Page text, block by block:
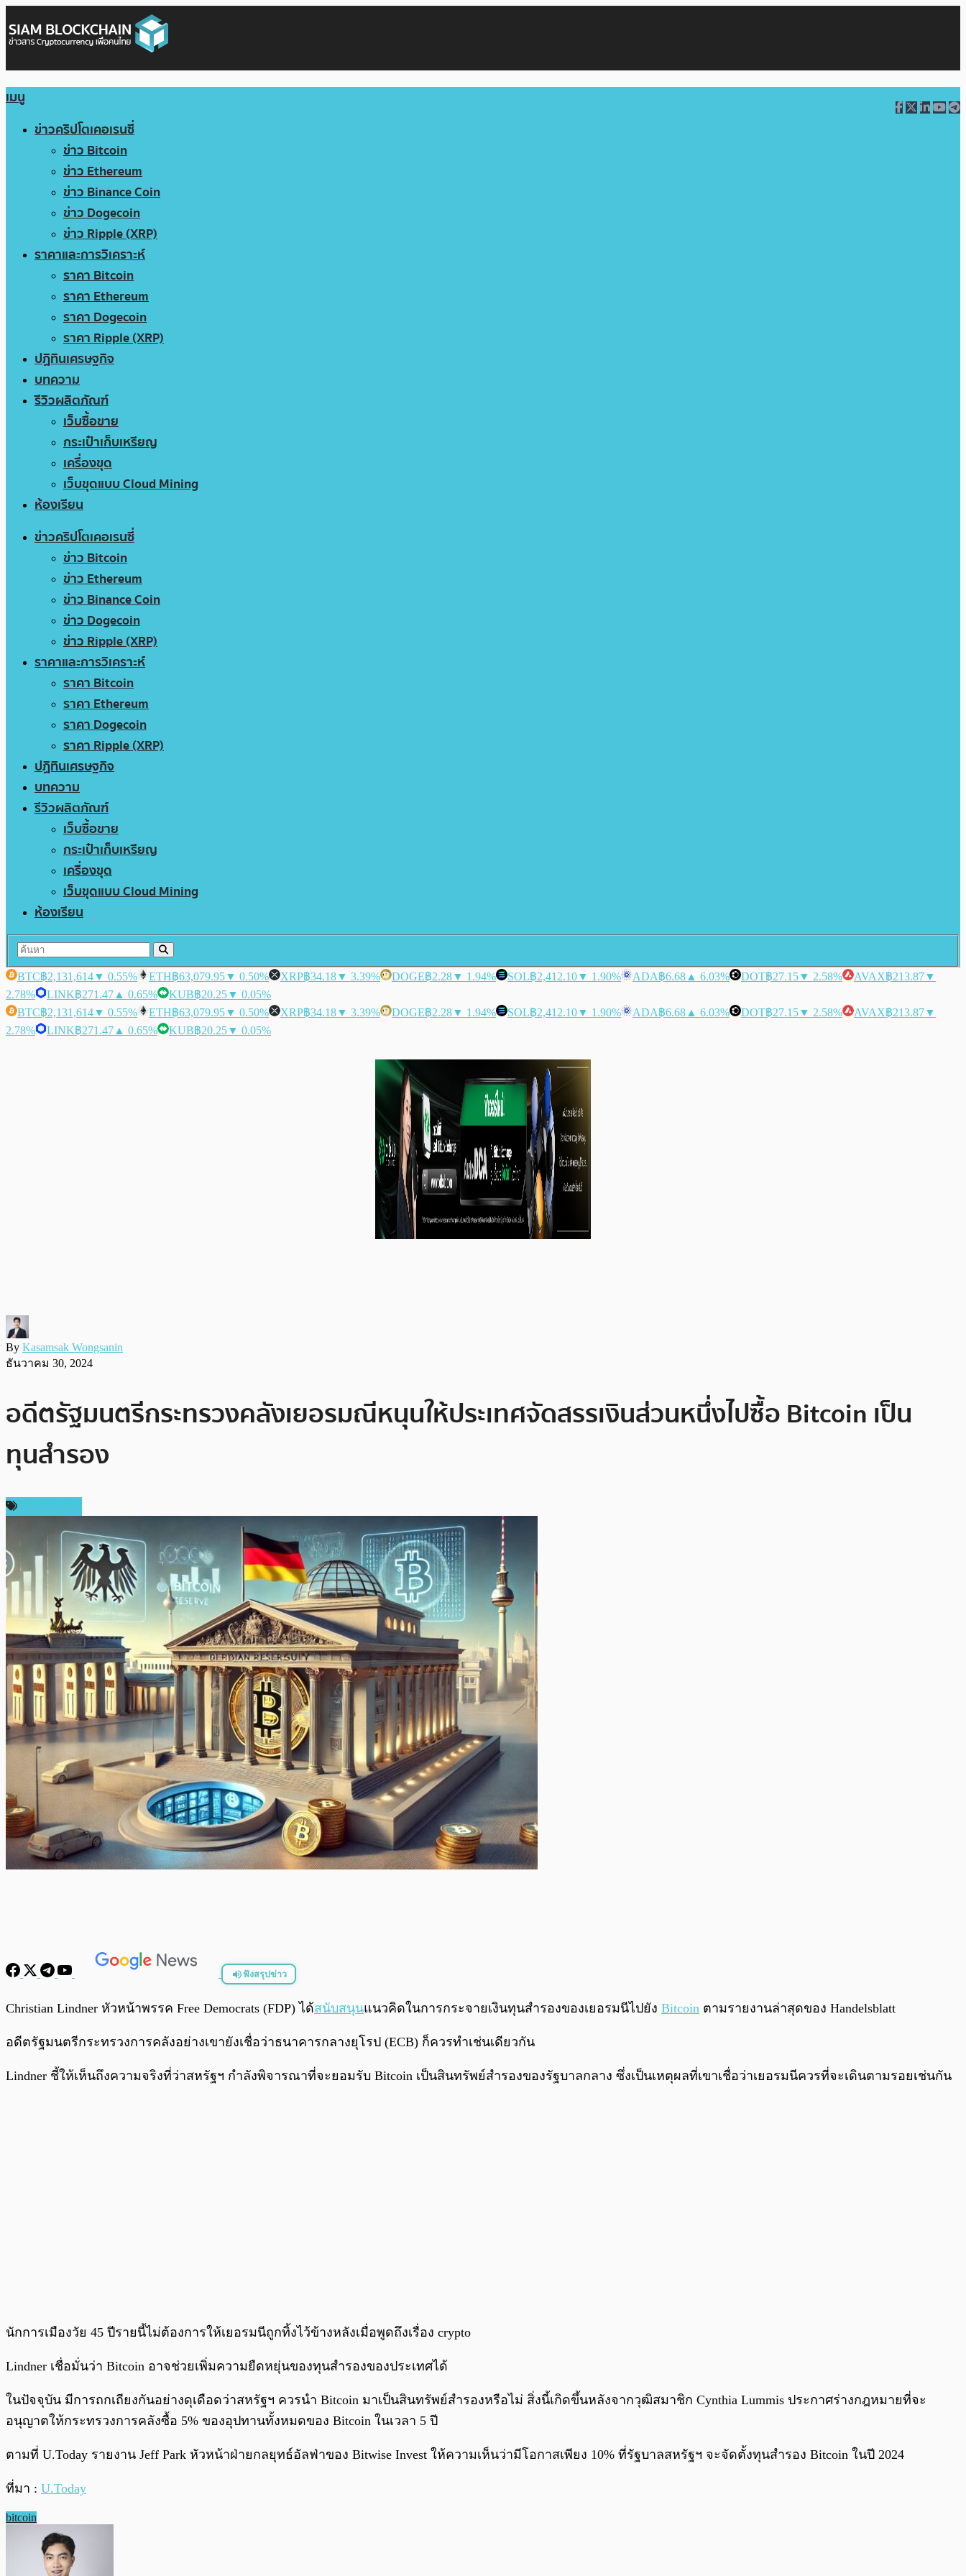
เมนู
ข่าวคริปโตเคอเรนซี่
ข่าว Bitcoin
ข่าว Ethereum
ข่าว Binance Coin
ข่าว Dogecoin
ข่าว Ripple (XRP)
ราคาและการวิเคราะห์
ราคา Bitcoin
ราคา Ethereum
ราคา Dogecoin
ราคา Ripple (XRP)
ปฏิทินเศรษฐกิจ
บทความ
รีวิวผลิตภัณฑ์
เว็บซื้อขาย
กระเป๋าเก็บเหรียญ
เครื่องขุด
เว็บขุดแบบ Cloud Mining
ห้องเรียน
ข่าวคริปโตเคอเรนซี่
ข่าว Bitcoin
ข่าว Ethereum
ข่าว Binance Coin
ข่าว Dogecoin
ข่าว Ripple (XRP)
ราคาและการวิเคราะห์
ราคา Bitcoin
ราคา Ethereum
ราคา Dogecoin
ราคา Ripple (XRP)
ปฏิทินเศรษฐกิจ
บทความ
รีวิวผลิตภัณฑ์
เว็บซื้อขาย
กระเป๋าเก็บเหรียญ
เครื่องขุด
เว็บขุดแบบ Cloud Mining
ห้องเรียน
BTC฿2,131,614▼ 0.55% ETH฿63,079.95▼ 0.50% XRP฿34.18▼ 3.39% DOGE฿2.28▼ 1.94% SOL฿2,412.10▼ 1.90% ADA฿6.68 ▲ 6.03% DOT฿27.15▼ 2.58% AVAX฿213.87▼
2.78%
LINK฿271.47 ▲ 0.65% KUB฿20.25▼ 0.05%
BTC฿2,131,614▼ 0.55% ETH฿63,079.95▼ 0.50% XRP฿34.18▼ 3.39% DOGE฿2.28▼ 1.94% SOL฿2,412.10▼ 1.90% ADA฿6.68 ▲ 6.03% DOT฿27.15▼ 2.58% AVAX฿213.87▼
2.78%
LINK฿271.47 ▲ 0.65% KUB฿20.25▼ 0.05%
By Kasamsak Wongsanin
ธันวาคม 30, 2024
อดีตรัฐมนตรีกระทรวงคลังเยอรมณีหนุนให้ประเทศจัดสรรเงินส่วนหนึ่งไปซื้อ Bitcoin เป็น
ทุนสำรอง
ฟังสรุปข่าว
พร้อมเล่น 0:00/
Christian Lindner หัวหน้าพรรค Free Democrats (FDP) ได้สนับสนุนแนวคิดในการกระจายเงินทุนสำรองของเยอรมนีไปยัง Bitcoin ตามรายงานล่าสุดของ Handelsblatt
อดีตรัฐมนตรีกระทรวงการคลังอย่างเขายังเชื่อว่าธนาคารกลางยุโรป (ECB) ก็ควรทำเช่นเดียวกัน
Lindner ชี้ให้เห็นถึงความจริงที่ว่าสหรัฐฯ กำลังพิจารณาที่จะยอมรับ Bitcoin เป็นสินทรัพย์สำรองของรัฐบาลกลาง ซึ่งเป็นเหตุผลที่เขาเชื่อว่าเยอรมนีควรที่จะเดินตามรอยเช่นกัน
นักการเมืองวัย 45 ปีรายนี้ไม่ต้องการให้เยอรมนีถูกทิ้งไว้ข้างหลังเมื่อพูดถึงเรื่อง crypto
Lindner เชื่อมั่นว่า Bitcoin อาจช่วยเพิ่มความยืดหยุ่นของทุนสำรองของประเทศได้
ในปัจจุบัน มีการถกเถียงกันอย่างดุเดือดว่าสหรัฐฯ ควรนำ Bitcoin มาเป็นสินทรัพย์สำรองหรือไม่ สิ่งนี้เกิดขึ้นหลังจากวุฒิสมาชิก Cynthia Lummis ประกาศร่างกฎหมายที่จะ
อนุญาตให้กระทรวงการคลังซื้อ 5% ของอุปทานทั้งหมดของ Bitcoin ในเวลา 5 ปี
ตามที่ U.Today รายงาน Jeff Park หัวหน้าฝ่ายกลยุทธ์อัลฟ่าของ Bitwise Invest ให้ความเห็นว่ามีโอกาสเพียง 10% ที่รัฐบาลสหรัฐฯ จะจัดตั้งทุนสำรอง Bitcoin ในปี 2024
ที่มา : U.Today
bitcoin